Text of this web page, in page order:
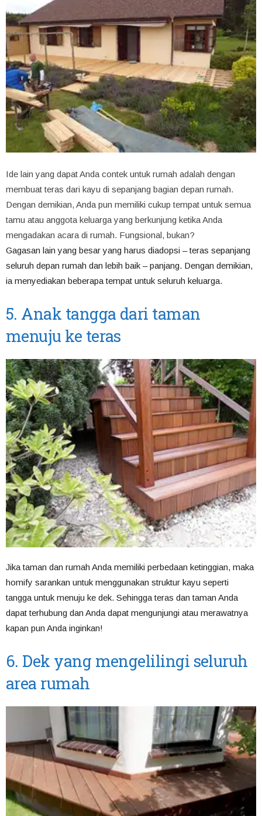
Ide lain yang dapat Anda contek untuk rumah adalah dengan
membuat teras dari kayu di sepanjang bagian depan rumah.
Dengan demikian, Anda pun memiliki cukup tempat untuk semua
tamu atau anggota keluarga yang berkunjung ketika Anda
mengadakan acara di rumah. Fungsional, bukan?
Gagasan lain yang besar yang harus diadopsi – teras sepanjang
seluruh depan rumah dan lebih baik – panjang. Dengan demikian,
ia menyediakan beberapa tempat untuk seluruh keluarga.
5. Anak tangga dari taman
menuju ke teras
Jika taman dan rumah Anda memiliki perbedaan ketinggian, maka
homify sarankan untuk menggunakan struktur kayu seperti
tangga untuk menuju ke dek. Sehingga teras dan taman Anda
dapat terhubung dan Anda dapat mengunjungi atau merawatnya
kapan pun Anda inginkan!
6. Dek yang mengelilingi seluruh
area rumah